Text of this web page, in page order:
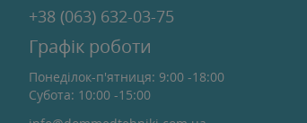
+38 (063) 632-03-75
Графік роботи
Понеділок-п'ятниця: 9:00 -18:00
Субота: 10:00 -15:00